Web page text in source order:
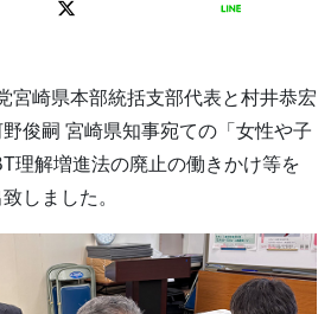
宮崎県本部統括支部代表と村井恭宏
俊嗣 宮崎県知事宛ての「女性や子
理解増進法の廃止の働きかけ等を
しました。